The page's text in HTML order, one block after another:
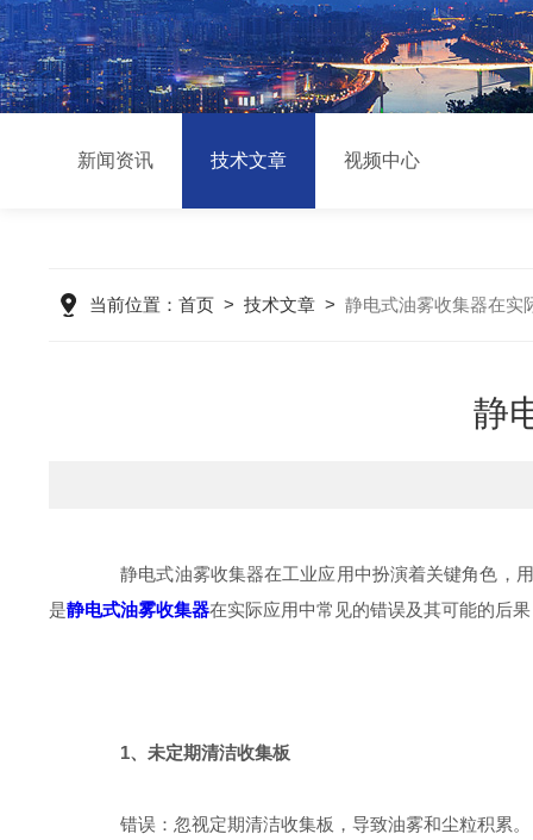
新闻资讯 技术文章 视频中心
当前位置： 首页> 技术文章> 静电式油雾收集器在实
静
静电式油雾收集器在工业应用中扮演着关键角色，用
是静电式油雾收集器在实际应用中常见的错误及其可能的后
1、未定期清洁收集板
错误：忽视定期清洁收集板，导致油雾和尘粒积累。